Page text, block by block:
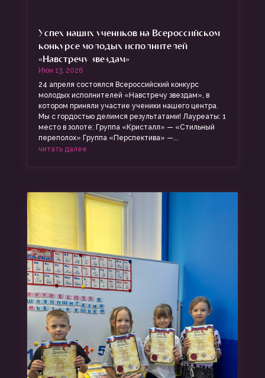
Успех наших учеников на Всероссийском
конкурсе молодых исполнителей
«Навстречу звездам»
Июн 13, 2026
24 апреля состоялся Всероссийский конкурс
молодых исполнителей «Навстречу звездам», в
котором приняли участие ученики нашего центра.
Мы с гордостью делимся результатами! Лауреаты: 1
место в золоте: Группа «Кристалл» — «Стильный
переполох» Группа «Перспектива» —...
читать далее